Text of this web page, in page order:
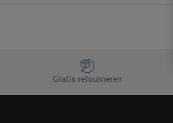
Jouw voordelen bij ons als Lidl
Gratis retourneren